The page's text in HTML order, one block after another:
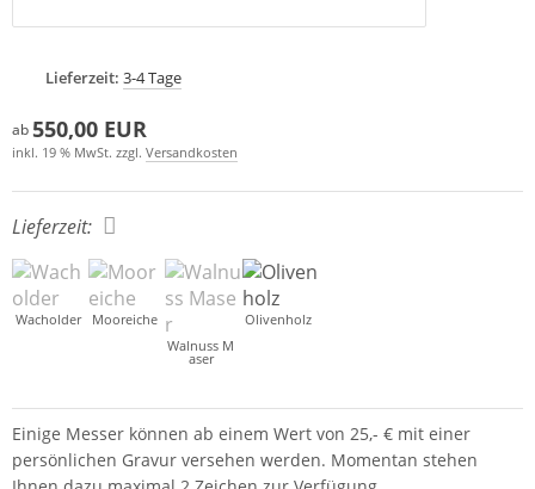
Lieferzeit: 3-4 Tage
ab550,00 EUR
inkl. 19 % MwSt. zzgl. Versandkosten
Lieferzeit:
Wacholder
Mooreiche
Walnuss M
aser
Olivenholz
Einige Messer können ab einem Wert von 25,- € mit einer
persönlichen Gravur versehen werden. Momentan stehen